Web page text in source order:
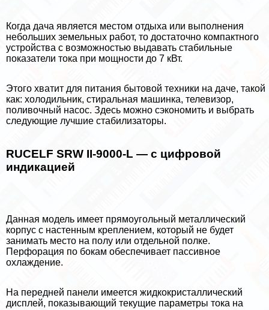
Когда дача является местом отдыха или выполнения
небольших земельных работ, то достаточно компактного
устройства с возможностью выдавать стабильные
показатели тока при мощности до 7 кВт.
Этого хватит для питания бытовой техники на даче, такой
как: холодильник, стиральная машинка, телевизор,
поливочный насос. Здесь можно сэкономить и выбрать
следующие лучшие стабилизаторы.
RUCELF SRW II-9000-L — с цифровой
индикацией
Данная модель имеет прямоугольный металлический
корпус с настенным креплением, который не будет
занимать место на полу или отдельной полке.
Перфорация по бокам обеспечивает пассивное
охлаждение.
На передней панели имеется жидкокристаллический
дисплей, показывающий текущие параметры тока на